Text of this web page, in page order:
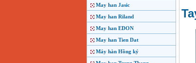
May han Jasic
May han Riland
May han EDON
May han Tien Dat
Máy hàn Hồng ký